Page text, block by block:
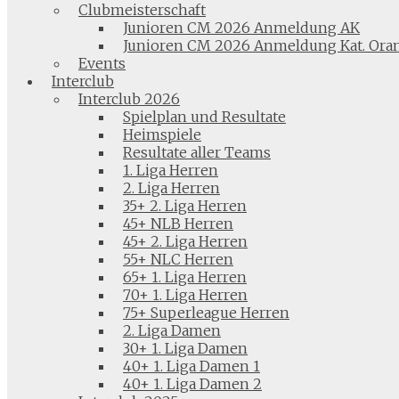
Clubmeisterschaft
Junioren CM 2026 Anmeldung AK
Junioren CM 2026 Anmeldung Kat.
Events
Interclub
Interclub 2026
Spielplan und Resultate
Heimspiele
Resultate aller Teams
1. Liga Herren
2. Liga Herren
35+ 2. Liga Herren
45+ NLB Herren
45+ 2. Liga Herren
55+ NLC Herren
65+ 1. Liga Herren
70+ 1. Liga Herren
75+ Superleague Herren
2. Liga Damen
30+ 1. Liga Damen
40+ 1. Liga Damen 1
40+ 1. Liga Damen 2